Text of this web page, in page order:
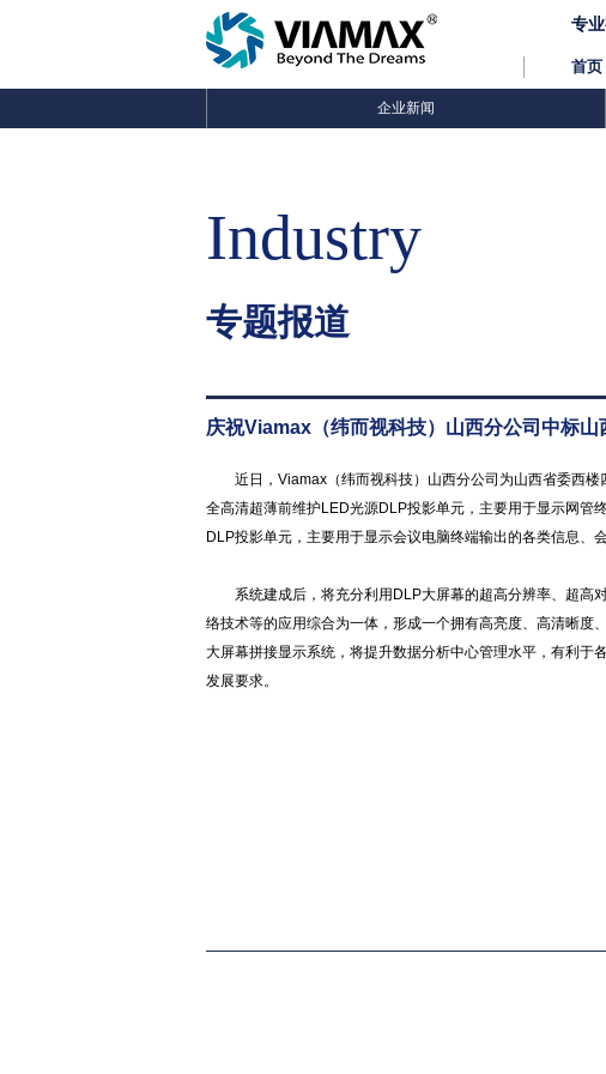
专
首页
企业新闻
Industry
专题报道
庆祝Viamax（纬而视科技）山西分公司中标山
近日，Viamax（纬而视科技）山西分公司为山西省委西
全高清超薄前维护LED光源DLP投影单元，主要用于显示网管
DLP投影单元，主要用于显示会议电脑终端输出的各类信息、
系统建成后，将充分利用DLP大屏幕的超高分辨率、超高
络技术等的应用综合为一体，形成一个拥有高亮度、高清晰
大屏幕拼接显示系统，将提升数据分析中心管理水平，有利于
发展要求。